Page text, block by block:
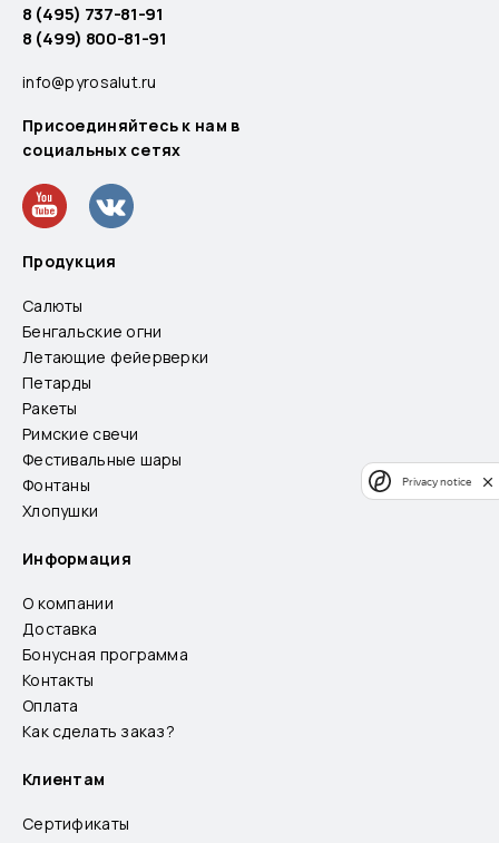
8 (495) 737-81-91
8 (499) 800-81-91
info@pyrosalut.ru
Присоединяйтесь к нам в
социальных сетях
Продукция
Салюты
Бенгальские огни
Летающие фейерверки
Петарды
Ракеты
Римские свечи
Фестивальные шары
Фонтаны
Хлопушки
Информация
О компании
Доставка
Бонусная программа
Контакты
Оплата
Как сделать заказ?
Клиентам
Сертификаты
Privacy notice